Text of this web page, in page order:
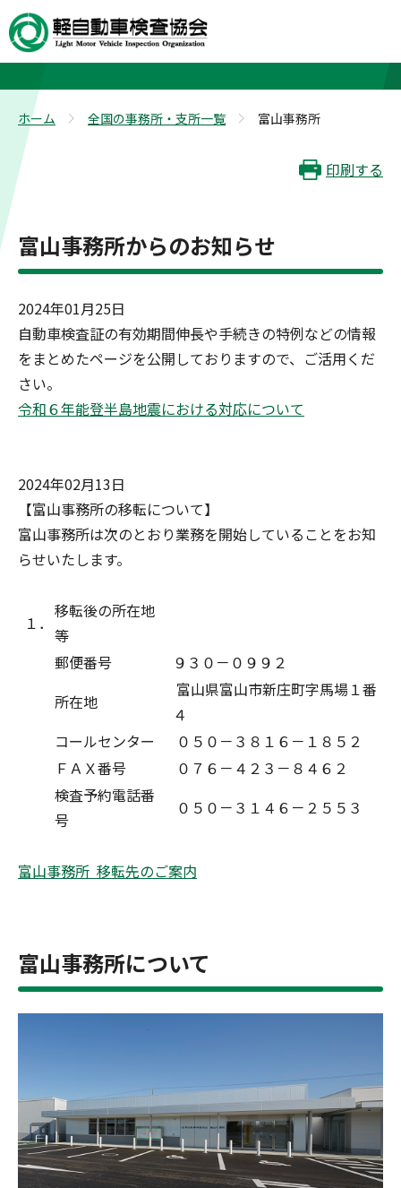
富山事務所
ホーム 全国の事務所・支所一覧 富山事務所
印刷する
富山事務所からのお知らせ
2024年01月25日
自動車検査証の有効期間伸長や手続きの特例などの情報
をまとめたページを公開しておりますので、ご活用くだ
さい。
令和６年能登半島地震における対応について
2024年02月13日
【富山事務所の移転について】
富山事務所は次のとおり業務を開始していることをお知
らせいたします。
１．
移転後の所在地
等
郵便番号
９３０－０９９２
所在地
富山県富山市新庄町字馬場１番
４
コールセンター
０５０－３８１６－１８５２
ＦＡＸ番号
０７６－４２３－８４６２
検査予約電話番
号
０５０－３１４６－２５５３
富山事務所 移転先のご案内
富山事務所について